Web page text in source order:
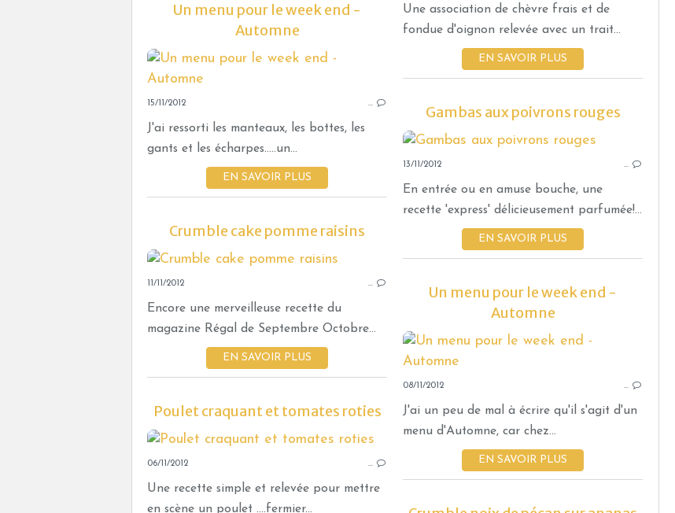
Une association de chèvre frais et de
fondue d'oignon relevée avec un trait...
EN SAVOIR PLUS
Un menu pour le week end -
Automne
MENUS
15/11/2012 …
J'ai ressorti les manteaux, les bottes, les
gants et les écharpes.....un...
EN SAVOIR PLUS
Gambas aux poivrons rouges
13/11/2012 …
En entrée ou en amuse bouche, une
recette 'express' délicieusement parfumée!...
EN SAVOIR PLUS
Crumble cake pomme raisins
11/11/2012 …
Encore une merveilleuse recette du
magazine Régal de Septembre Octobre...
EN SAVOIR PLUS
Un menu pour le week end -
Automne
08/11/2012 …
J'ai un peu de mal à écrire qu'il s'agit d'un
menu d'Automne, car chez...
EN SAVOIR PLUS
Poulet craquant et tomates roties
CUISINER LA VOLAILLE
06/11/2012 …
Une recette simple et relevée pour mettre
en scène un poulet ....fermier...